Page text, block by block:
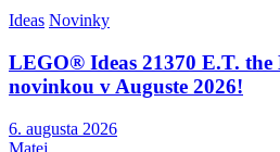
Ideas Novinky
LEGO® Ideas 21370 E.T.
novinkou v Auguste 2026!
6. augusta 2026
Matej